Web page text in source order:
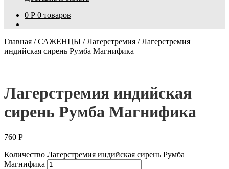
0 Р 0 товаров
Главная /САЖЕНЦЫ /Лагерстремия /Лагерстремия
индийская сирень Румба Магнифика
Лагерстремия индийская
сирень Румба Магнифика
760 Р
Количество Лагерстремия индийская сирень Румба
Магнифика